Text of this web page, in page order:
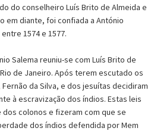
do conselheiro Luís Brito de Almeida e
em diante, foi confiada a António
1574 e 1577.
Salema reuniu-se com Luís Brito de
de Janeiro. Após terem escutado os
da Silva, e dos jesuítas decidiram
à escravização dos índios. Estas leis
colonos e fizeram com que se
dos índios defendida por Mem